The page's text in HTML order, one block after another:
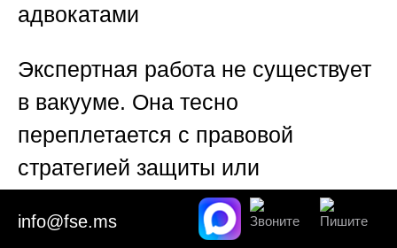
адвокатами
Экспертная работа не существует
в вакууме. Она тесно
переплетается с правовой
стратегией защиты или
обвинения. Специалисты Союза
«Федерация судебных экспертов»
info@fse.ms